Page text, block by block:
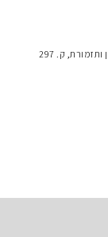
– סינפוניה קונצ’רטנטה, לאבוב, קלרנית, קרן, בסון ותזמורת, ק. 297